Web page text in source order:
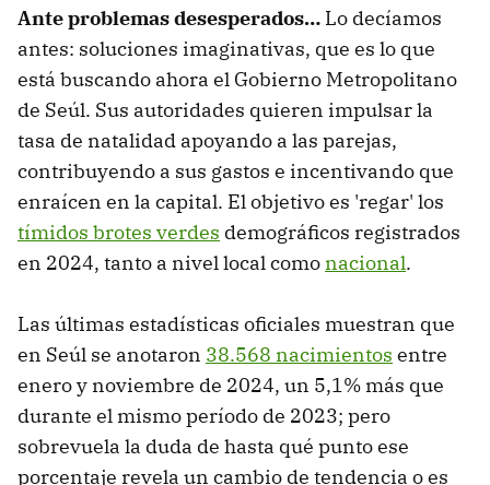
Ante problemas desesperados… Lo decíamos
antes: soluciones imaginativas, que es lo que
está buscando ahora el Gobierno Metropolitano
de Seúl. Sus autoridades quieren impulsar la
tasa de natalidad apoyando a las parejas,
contribuyendo a sus gastos e incentivando que
enraícen en la capital. El objetivo es 'regar' los
tímidos brotes verdes demográficos registrados
en 2024, tanto a nivel local comonacional.
Las últimas estadísticas oficiales muestran que
en Seúl se anotaron 38.568 nacimientos entre
enero y noviembre de 2024, un 5,1% más que
durante el mismo período de 2023; pero
sobrevuela la duda de hasta qué punto ese
porcentaje revela un cambio de tendencia o es